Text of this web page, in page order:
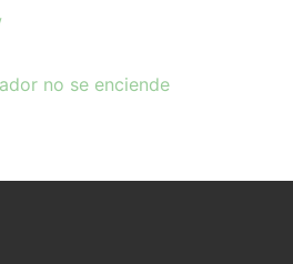
no se enciende